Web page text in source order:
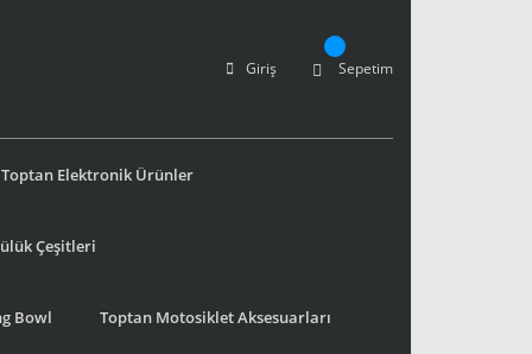
Giriş Sepetim
Toptan Elektronik Ürünler
Çeşitleri
Bowl Toptan Motosiklet Aksesuarları